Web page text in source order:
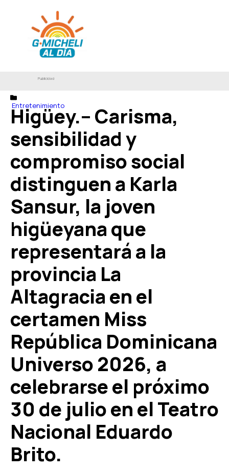
Publicidad
Entretenimiento
Higüey.– Carisma,
sensibilidad y
compromiso social
distinguen a Karla
Sansur, la joven
higüeyana que
representará a la
provincia La
Altagracia en el
certamen Miss
República Dominicana
Universo 2026, a
celebrarse el próximo
30 de julio en el Teatro
Nacional Eduardo
Brito.